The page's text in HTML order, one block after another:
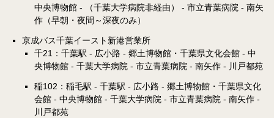
中央博物館 - （千葉大学病院非経由） - 市立青葉病院 - 南矢
作（早朝・夜間～深夜のみ）
京成バス千葉イースト新港営業所
千21：千葉駅 - 広小路 - 郷土博物館・千葉県文化会館 - 中
央博物館 - 千葉大学病院 - 市立青葉病院 - 南矢作 - 川戸都苑
稲102：稲毛駅 - 千葉駅 - 広小路 - 郷土博物館・千葉県文化
会館 - 中央博物館 - 千葉大学病院 - 市立青葉病院 - 南矢作 -
川戸都苑